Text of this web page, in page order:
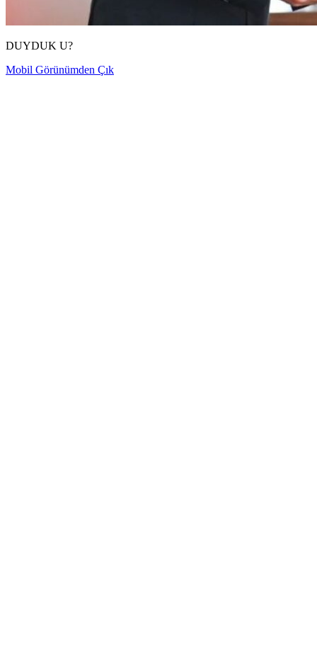
DUYDUK U?
Mobil Görünümden Çık